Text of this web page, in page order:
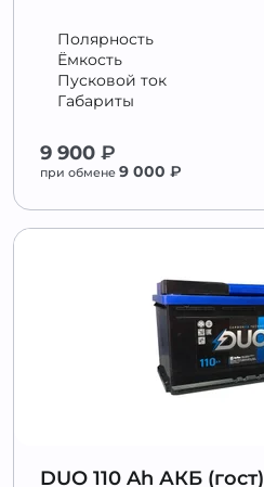
Полярность
Ёмкость
Пусковой ток
Габариты
9 900 ₽
при обмене 9 000 ₽
DUO 110 Ah АКБ (гост)